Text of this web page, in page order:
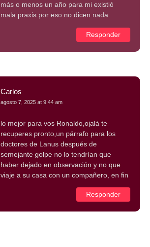
más o menos un año para mi existió
mala praxis por eso no dicen nada
Responder
Carlos
agosto 7, 2025 at 9:44 am
lo mejor para vos Ronaldo,ojalá te
recuperes pronto,un párrafo para los
doctores de Lanus después de
semejante golpe no lo tendrían que
haber dejado en observación y no que
viaje a su casa con un compañero, en fin
Responder